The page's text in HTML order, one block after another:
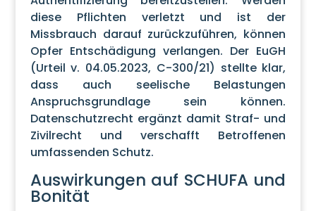
diese Pflichten verletzt und ist der
Missbrauch darauf zurückzuführen, können
Opfer Entschädigung verlangen. Der EuGH
(Urteil v. 04.05.2023, C-300/21) stellte klar,
dass auch seelische Belastungen
Anspruchsgrundlage sein können.
Datenschutzrecht ergänzt damit Straf- und
Zivilrecht und verschafft Betroffenen
umfassenden Schutz.
Auswirkungen auf SCHUFA und
Bonität